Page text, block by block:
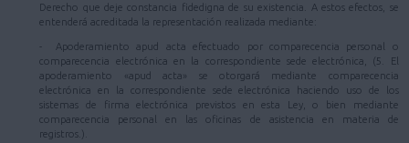
Derecho que deje constancia fidedigna de su existencia. A estos efectos, se
entenderá acreditada la representación realizada mediante:
- Apoderamiento apud acta efectuado por comparecencia personal o
comparecencia electrónica en la correspondiente sede electrónica, (5. El
apoderamiento «apud acta» se otorgará mediante comparecencia
electrónica en la correspondiente sede electrónica haciendo uso de los
sistemas de firma electrónica previstos en esta Ley, o bien mediante
comparecencia personal en las oficinas de asistencia en materia de
registros.).